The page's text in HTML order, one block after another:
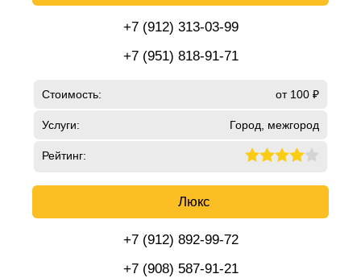
+7 (912) 313-03-99
+7 (951) 818-91-71
Стоимость: от 100 ₽
Услуги: Город, межгород
Рейтинг:
Люкс
+7 (912) 892-99-72
+7 (908) 587-91-21